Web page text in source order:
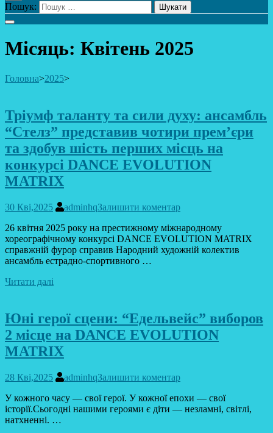
Пошук:
Місяць: Квітень 2025
Головна>2025>
Тріумф таланту та сили духу: ансамбль
“Стелз” представив чотири прем’єри
та здобув шість перших місць на
конкурсі DANCE EVOLUTION
MATRIX
30 Кві,2025 adminhqЗалишити коментар
26 квітня 2025 року на престижному міжнародному
хореографічному конкурсі DANCE EVOLUTION MATRIX
справжній фурор справив Народний художній колектив
ансамбль естрадно-спортивного …
Читати далі
Юні герої сцени: “Едельвейс” виборов
2 місце на DANCE EVOLUTION
MATRIX
28 Кві,2025 adminhqЗалишити коментар
У кожного часу — свої герої. У кожної епохи — свої
історії.Сьогодні нашими героями є діти — незламні, світлі,
натхненні. …